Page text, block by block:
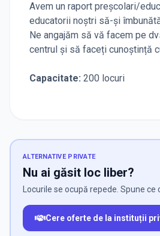
Avem un raport preșcolari/
educatorii noștri să-și
Ne angajăm să vă facem pe
centrul și să faceți cunoștință
Capacitate: 200 locuri
ALTERNATIVE PRIVATE
Nu ai găsit loc liber?
Locurile se ocupă repede. Spune
Cere oferte de la instituții